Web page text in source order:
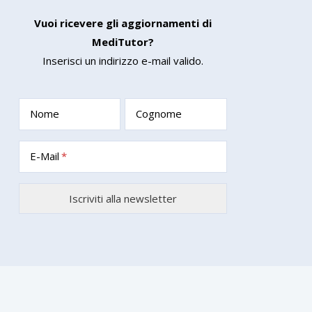
Vuoi ricevere gli aggiornamenti di
MediTutor?
Inserisci un indirizzo e-mail valido.
Nome Cognome
E-Mail